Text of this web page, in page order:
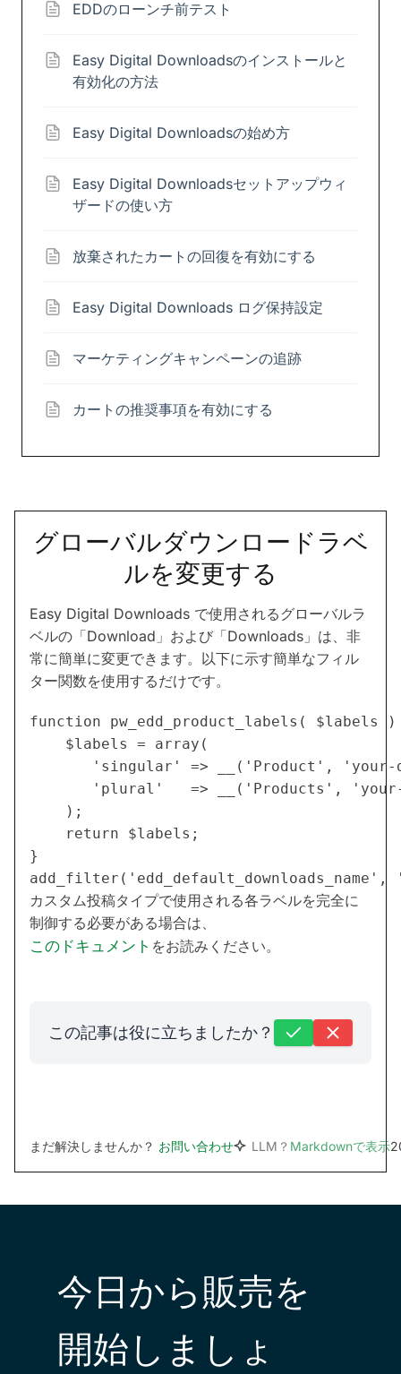
EDDのローンチ前テスト
Easy Digital Downloadsのインストールと
有効化の方法
Easy Digital Downloadsの始め方
Easy Digital Downloadsセットアップウィ
ザードの使い方
放棄されたカートの回復を有効にする
Easy Digital Downloads ログ保持設定
マーケティングキャンペーンの追跡
カートの推奨事項を有効にする
グローバルダウンロードラベ
ルを変更する
Easy Digital Downloads で使用されるグローバルラ
ベルの「Download」および「Downloads」は、非
常に簡単に変更できます。以下に示す簡単なフィル
ター関数を使用するだけです。
function pw_edd_product_labels( $labels
}
カスタム投稿タイプで使用される各ラベルを完全に
制御する必要がある場合は、
このドキュメント をお読みください。
この記事は役に立ちましたか？
まだ解決しませんか？ お問い合わせ LLM？ Markdownで表示
今日から販売を
開始しましょ